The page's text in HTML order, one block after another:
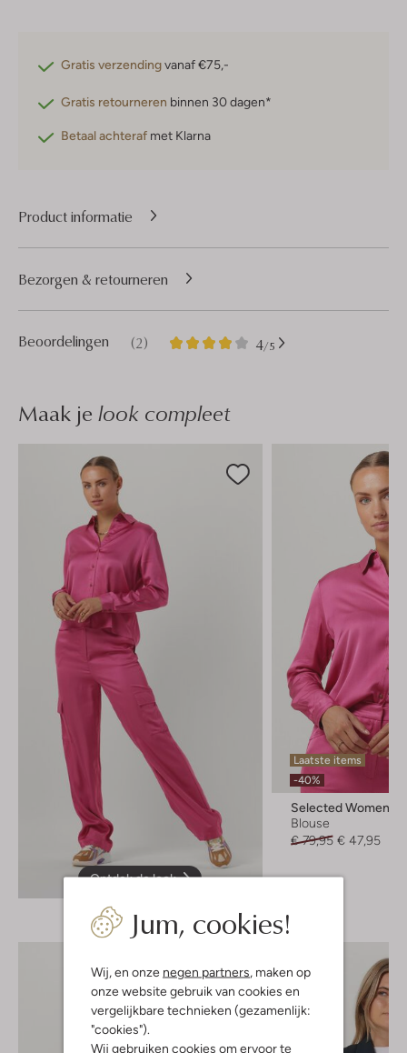
Jum, cookies!
Wij, en onze negen partners , maken op
onze website gebruik van cookies en
vergelijkbare technieken (gezamenlijk:
"cookies").
Wij gebruiken cookies om ervoor te
Gratis verzendingvanaf €75,-
Gratis retourneren binnen 30 dagen*
Betaal achteraf met Klarna
Product informatie
Beoordelingen (2) 4/5
2
4
Bezorgen & retourneren
Maak je look compleet
Ontdek de look
Laatste items
-40%
Selected Women
Blouse
€ 79,95 € 47,95